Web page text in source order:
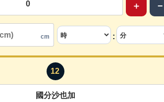
＋ −
cm :
12